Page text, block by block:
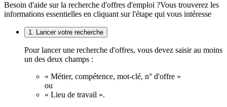
Besoin d'aide sur la recherche d'offres d'emploi ?Vous trouverez les
informations essentielles en cliquant sur l'étape qui vous intéresse
1. Lancer votre recherche
Pour lancer une recherche d'offres, vous devez saisir au moins
un des deux champs :
« Métier, compétence, mot-clé, n° d'offre »
ou
« Lieu de travail ».